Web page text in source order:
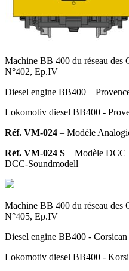
Machine BB 400 du réseau des
N°402, Ep.IV
Diesel engine BB400 –
Lokomotiv diesel BB400 -
Réf. VM-024 – Modèle
Réf. VM-024 S – Modèle DCC
DCC-Soundmodell
Machine BB 400 du réseau des
N°405, Ep.IV
Diesel engine BB400 -
Lokomotiv diesel BB400 -